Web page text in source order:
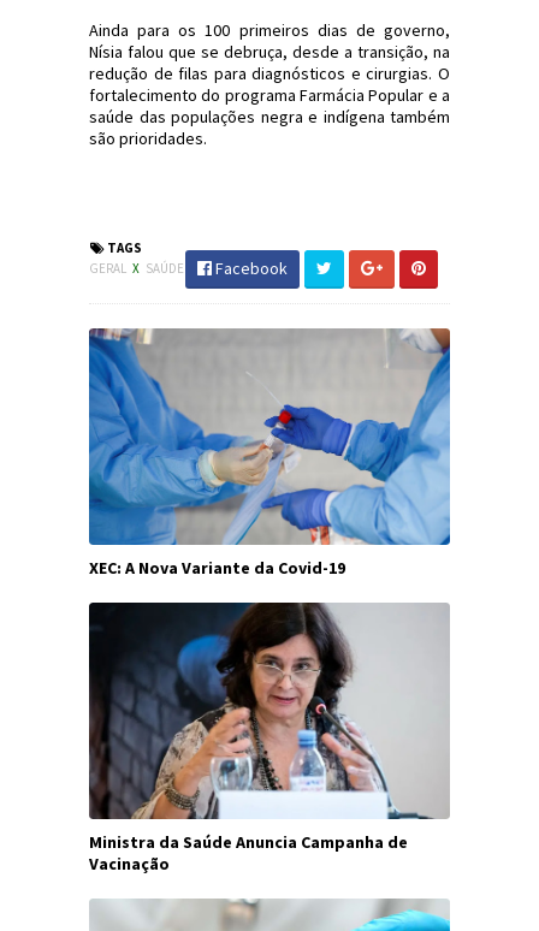
Ainda para os 100 primeiros dias de governo,
Nísia falou que se debruça, desde a transição, na
redução de filas para diagnósticos e cirurgias. O
fortalecimento do programa Farmácia Popular e a
saúde das populações negra e indígena também
são prioridades.
TAGS
GERAL X SAÚDE Facebook
XEC: A Nova Variante da Covid-19
Ministra da Saúde Anuncia Campanha de
Vacinação